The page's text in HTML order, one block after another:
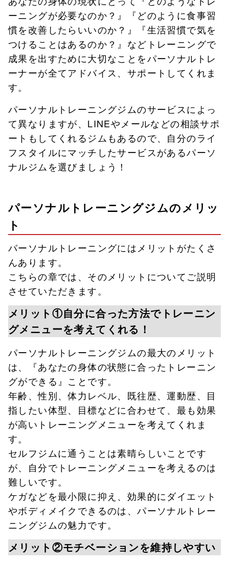
ーニングが必要なのか？』『どのように食事習
慣を改善したらいいのか？』『生活習慣で気を
つけることはあるのか？』などトレーニングで
成果を出すために大切なことをパーソナルトレ
ーナーが全てアドバイス、サポートしてくれま
す。
パーソナルトレーニングジムのサービスによっ
て異なりますが、LINEやメールなどの相談サポ
ートもしてくれるジムもあるので、自分のライ
フスタイルにマッチしたサービスがあるパーソ
ナルジムを選びましょう！
パーソナルトレーニングジムのメリッ
ト
パーソナルトレーニングにはメリットがたくさ
んあります。
こちらの章では、そのメリットについてご説明
させていただきます。
メリット①自分に合った方法でトレーニン
グメニューを考えてくれる！
パーソナルトレーニングジムの最大のメリット
は、『あなたの身体の状態に合ったトレーニン
グができる』ことです。
年齢、性別、体力レベル、既往歴、運動歴、目
指したい体型、目標などに合わせて、最も効果
が高いトレーニングメニューを考えてくれま
す。
セルフジムに通うことは素晴らしいことです
が、自分でトレーニングメニューを考えるのは
難しいです。
ケガなどを最小限に抑え、効果的にダイエット
やボディメイクできるのは、パーソナルトレー
ニングジムの魅力です。
メリット②モチベーションを維持しやすい